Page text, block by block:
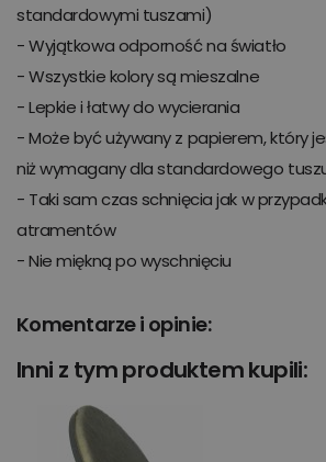
standardowymi tuszami)
- Wyjątkowa odporność na światło
- Wszystkie kolory są mieszalne
- Lepkie i łatwy do wycierania
- Może być używany z papierem, który
niż wymagany dla standardowego
- Taki sam czas schnięcia jak w
atramentów
- Nie miękną po wyschnięciu
Komentarze i opinie:
Inni z tym produktem kupili: